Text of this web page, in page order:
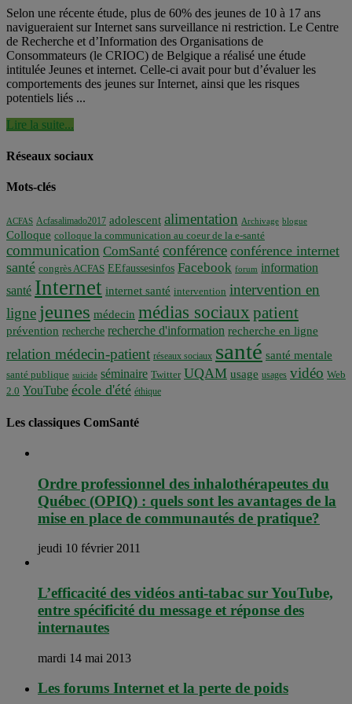
Selon une récente étude, plus de 60% des jeunes de 10 à 17 ans
navigueraient sur Internet sans surveillance ni restriction. Le Centre
de Recherche et d’Information des Organisations de
Consommateurs (le CRIOC) de Belgique a réalisé une étude
intitulée Jeunes et internet. Celle-ci avait pour but d’évaluer les
comportements des jeunes sur Internet, ainsi que les risques
potentiels liés ...
Lire la suite...
Réseaux sociaux
Mots-clés
ACFAS Acfasalimado2017 adolescent alimentation Archivage blogue
Colloque colloque la communication au coeur de la e-santé
communication ComSanté conférence conférence internet
santé congrès ACFAS EEfaussesinfos Facebook forum information
santé Internet internet santé intervention intervention en
ligne jeunes médecin médias sociaux patient
prévention recherche recherche d'information recherche en ligne
relation médecin-patient réseaux sociaux santé santé mentale
santé publique suicide séminaire Twitter UQAM usage usages vidéo Web
2.0 YouTube école d'été éthique
Les classiques ComSanté
Ordre professionnel des inhalothérapeutes du
Québec (OPIQ) : quels sont les avantages de la
mise en place de communautés de pratique?
jeudi 10 février 2011
L’efficacité des vidéos anti-tabac sur YouTube,
entre spécificité du message et réponse des
internautes
mardi 14 mai 2013
Les forums Internet et la perte de poids